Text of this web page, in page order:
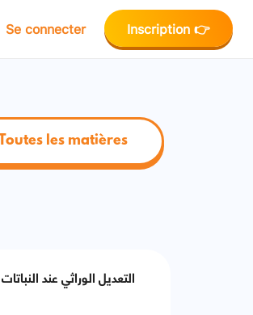
Se connecter Inscription 👉
Toutes les matières
التعديل الوراثي عند النباتات